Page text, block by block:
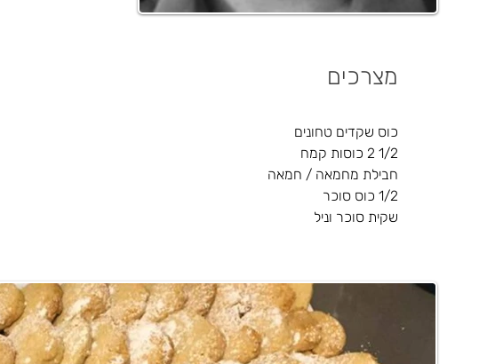
מצרכים
כוס שקדים טחונים
1/2 2 כוסות קמח
חבילת מחמאה / חמאה
1/2 כוס סוכר
שקית סוכר וניל